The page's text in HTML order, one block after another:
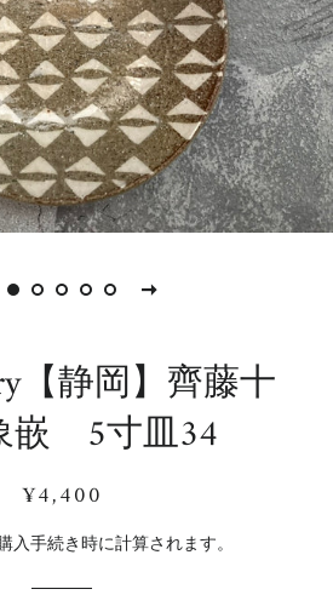
【静岡】齊藤十
5寸皿34
通
価
販
価
¥4,400
入手続き時に計算されます。